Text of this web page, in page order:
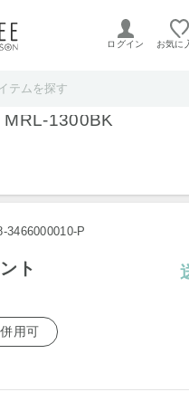
ております。
ログイン お気に
ートマッサージャー
MRL-1300BK
3466000010-P
ト
用可